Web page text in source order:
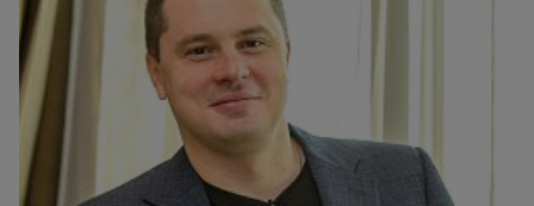
Bedrohungen
Ungebremster Aufstieg: Mega-Ransomware. Deutsche
Unternehmen dürfen Bedrohungspotential nicht
unterschätzen
Weiterentwicklung der HTTP-basierten Cyberangriffe lässt